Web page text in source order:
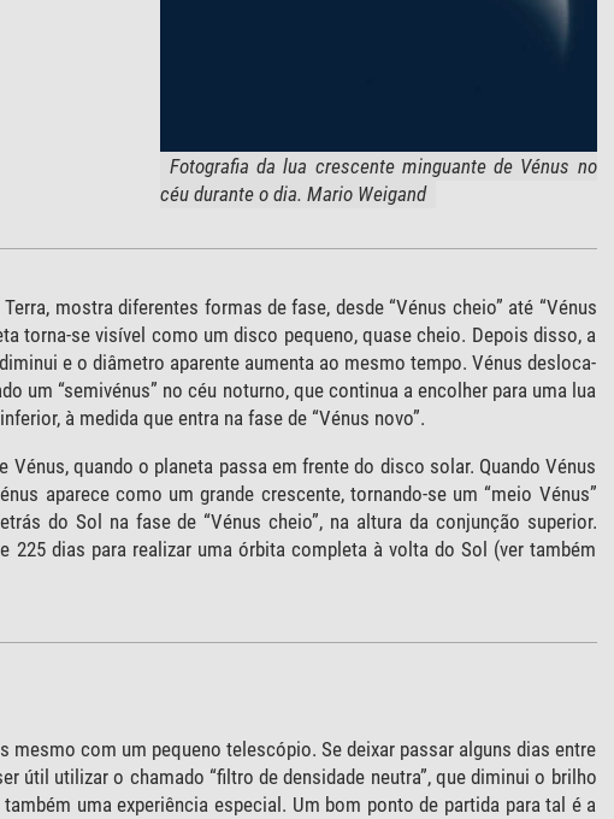
Fotografia da lua crescente minguante de Vénus no
céu durante o dia. Mario Weigand
mostra diferentes formas de fase, desde “Vénus cheio” até “Vénus
torna-se visível como um disco pequeno, quase cheio. Depois disso, a
e o diâmetro aparente aumenta ao mesmo tempo. Vénus desloca-
um “semivénus” no céu noturno, que continua a encolher para uma lua
à medida que entra na fase de “Vénus novo”.
quando o planeta passa em frente do disco solar. Quando Vénus
aparece como um grande crescente, tornando-se um “meio Vénus”
do Sol na fase de “Vénus cheio”, na altura da conjunção superior.
225 dias para realizar uma órbita completa à volta do Sol (ver também
com um pequeno telescópio. Se deixar passar alguns dias entre
útil utilizar o chamado “filtro de densidade neutra”, que diminui o brilho
uma experiência especial. Um bom ponto de partida para tal é a